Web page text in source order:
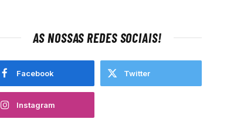
AS NOSSAS REDES SOCIAIS!
Facebook Twitter
Instagram